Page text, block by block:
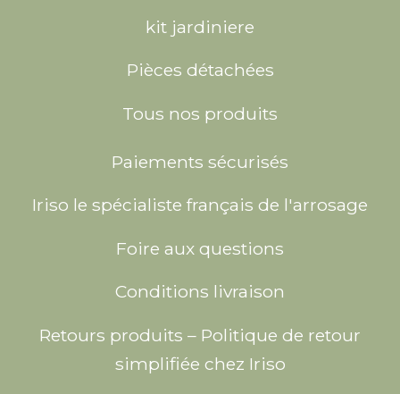
kit jardiniere
Pièces détachées
Tous nos produits
Paiements sécurisés
Iriso le spécialiste français de l'arrosage
Foire aux questions
Conditions livraison
Retours produits – Politique de retour
simplifiée chez Iriso